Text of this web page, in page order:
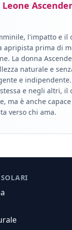
Leone
l'impatto e il
apripista prima di
. La donna
naturale e
e indipendente.
e negli altri, il
ma è anche
verso chi ama.